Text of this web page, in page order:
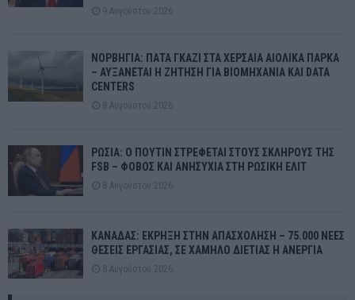
9 Αυγούστου 2026
ΝΟΡΒΗΓΙΑ: ΠΑΤΑ ΓΚΑΖΙ ΣΤΑ ΧΕΡΣΑΙΑ ΑΙΟΛΙΚΑ ΠΑΡΚΑ
– ΑΥΞΑΝΕΤΑΙ Η ΖΗΤΗΣΗ ΓΙΑ ΒΙΟΜΗΧΑΝΙΑ ΚΑΙ DATA
CENTERS
8 Αυγούστου 2026
ΡΩΣΙΑ: Ο ΠΟΥΤΙΝ ΣΤΡΕΦΕΤΑΙ ΣΤΟΥΣ ΣΚΛΗΡΟΥΣ ΤΗΣ
FSB – ΦΟΒΟΣ ΚΑΙ ΑΝΗΣΥΧΙΑ ΣΤΗ ΡΩΣΙΚΗ ΕΛΙΤ
8 Αυγούστου 2026
ΚΑΝΑΔΑΣ: ΕΚΡΗΞΗ ΣΤΗΝ ΑΠΑΣΧΟΛΗΣΗ – 75.000 ΝΕΕΣ
ΘΕΣΕΙΣ ΕΡΓΑΣΙΑΣ, ΣΕ ΧΑΜΗΛΟ ΔΙΕΤΙΑΣ Η ΑΝΕΡΓΙΑ
8 Αυγούστου 2026